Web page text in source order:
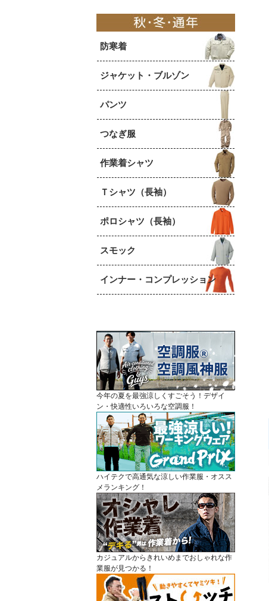
防寒着
ジャケット・ブルゾン
パンツ
つなぎ服
作業着シャツ
Ｔシャツ（長袖）
ポロシャツ（長袖）
スモック
インナー・コンプレッション
今年の夏を最強涼しくすごそう！デザイ
ン・快適性いろいろな空調服！
ハイテクで高通気な涼しい作業服・オスス
メランキング！
カジュアルからきれいめまでおしゃれな作
業服が見つかる！